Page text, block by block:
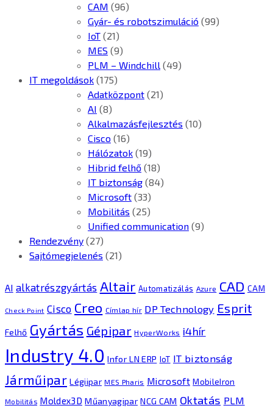
CAM (96)
Gyár- és robotszimuláció (99)
IoT (21)
MES (9)
PLM – Windchill (49)
IT megoldások (175)
Adatközpont (21)
AI (8)
Alkalmazásfejlesztés (10)
Cisco (16)
Hálózatok (19)
Hibrid felhő (18)
IT biztonság (84)
Microsoft (33)
Mobilitás (25)
Unified communication (9)
Rendezvény (27)
Sajtómegjelenés (21)
AI alkatrészgyártás Altair Automatizálás Azure CAD CAM
Check Point Cisco Creo Címlap hír DP Technology Esprit
Felhő Gyártás Gépipar HyperWorks i4hír
Industry 4.0 Infor LN ERP IoT IT biztonság
Járműipar Légiipar MES Pharis Microsoft MobileIron
Mobilitás Moldex3D Műanyagipar NCG CAM Oktatás PLM